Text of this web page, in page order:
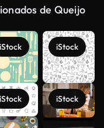
de Queijo
iStock
iStock
iStock
iStock